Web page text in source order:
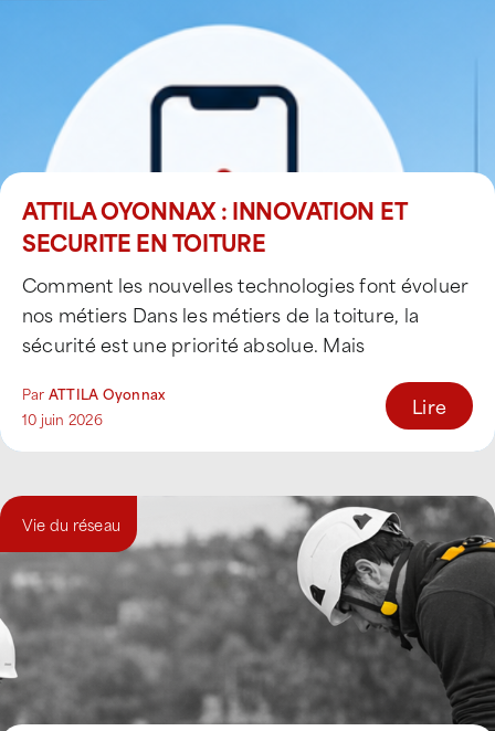
ATTILA OYONNAX : INNOVATION ET
SECURITE EN TOITURE
Comment les nouvelles technologies font évoluer
nos métiers Dans les métiers de la toiture, la
sécurité est une priorité absolue. Mais
Par ATTILA Oyonnax
10 juin 2026
Lire
Vie du réseau